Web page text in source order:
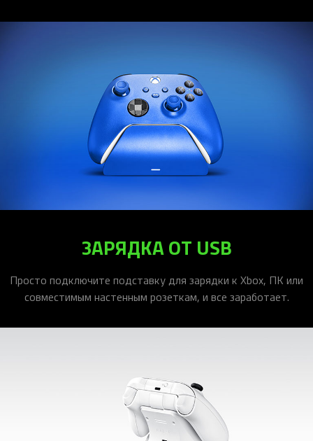
ЗАРЯДКА ОТ USB
Просто подключите подставку для зарядки к Xbox, ПК или
совместимым настенным розеткам, и все заработает.